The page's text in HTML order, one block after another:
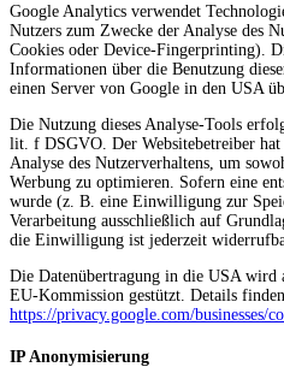
Google Analytics verwendet
Nutzers zum Zwecke der Analyse des
Cookies oder Device-Fingerprinting).
Informationen über die Benutzung
einen Server von Google in den USA
Die Nutzung dieses Analyse-Tools
lit. f DSGVO. Der Websitebetreiber hat
Analyse des Nutzerverhaltens, um
Werbung zu optimieren. Sofern eine
wurde (z. B. eine Einwilligung zur
Verarbeitung ausschließlich auf
die Einwilligung ist jederzeit
Die Datenübertragung in die USA wird
EU-Kommission gestützt. Details
https://privacy.google.com/businesses/
IP Anonymisierung